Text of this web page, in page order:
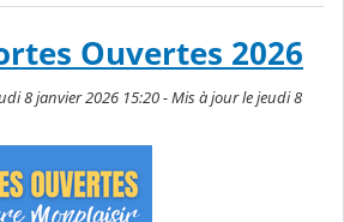
Ouvertes 2026
8 janvier 2026 15:20 - Mis à jour le jeudi 8